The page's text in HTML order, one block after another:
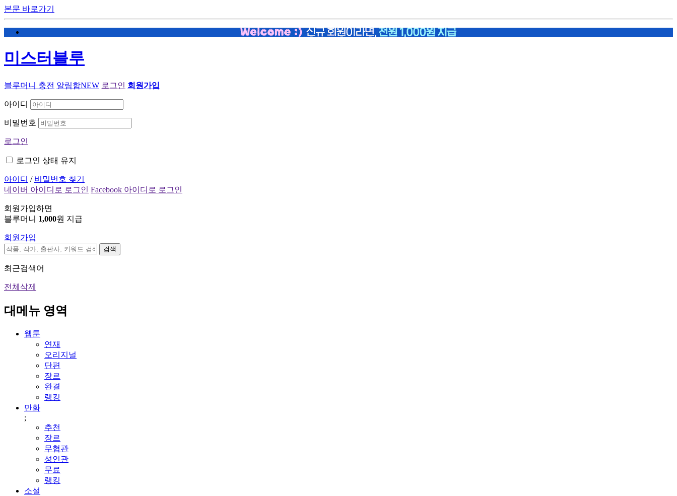
본문 바로가기
미스터블루
블루머니 충전 알림함NEW 로그인 회원가입
아이디
비밀번호
로그인
로그인 상태 유지
아이디 / 비밀번호 찾기
네이버 아이디로 로그인 Facebook 아이디로 로그인
회원가입하면
블루머니 1,000원 지급
회원가입
검색
최근검색어
전체삭제
대메뉴 영역
웹툰
연재
오리지널
단편
장르
완결
랭킹
만화
;
추천
장르
무협관
성인관
무료
랭킹
소설